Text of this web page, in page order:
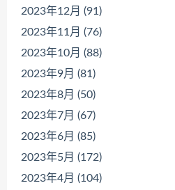
2023年12月 (91)
2023年11月 (76)
2023年10月 (88)
2023年9月 (81)
2023年8月 (50)
2023年7月 (67)
2023年6月 (85)
2023年5月 (172)
2023年4月 (104)